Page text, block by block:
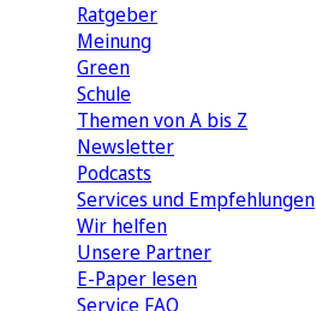
Ratgeber
Meinung
Green
Schule
Themen von A bis Z
Newsletter
Podcasts
Services und Empfehlungen
Wir helfen
Unsere Partner
E-Paper lesen
Service FAQ